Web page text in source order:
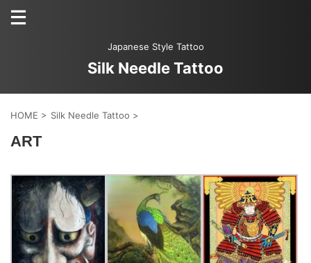
Japanese Style Tattoo
Silk Needle Tattoo
HOME > Silk Needle Tattoo >
ART